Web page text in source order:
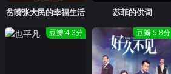
贫嘴张大民的幸福生活 苏菲的供词
豆瓣:4.3分 豆瓣:5.8分